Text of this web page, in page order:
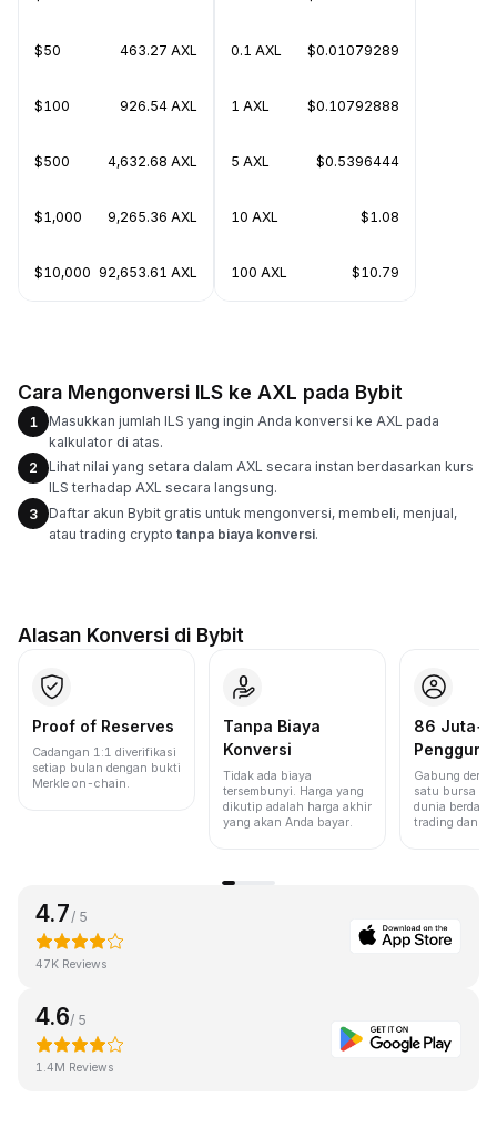
$50 463.27 AXL
$100 926.54 AXL
$500 4,632.68 AXL
$1,000 9,265.36 AXL
$10,000 92,653.61 AXL
0.1 AXL $0.01079289
1 AXL $0.10792888
5 AXL $0.5396444
10 AXL $1.08
100 AXL $10.79
Cara Mengonversi ILS ke AXL pada Bybit
1
Masukkan jumlah ILS yang ingin Anda konversi ke AXL pada
kalkulator di atas.
2
Lihat nilai yang setara dalam AXL secara instan berdasarkan kurs
ILS terhadap AXL secara langsung.
3
Daftar akun Bybit gratis untuk mengonversi, membeli, menjual,
atau trading crypto tanpa biaya konversi.
Alasan Konversi di Bybit
Proof of Reserves
Cadangan 1:1 diverifikasi
setiap bulan dengan bukti
Merkle on-chain.
Tanpa Biaya
Konversi
Tidak ada biaya
tersembunyi. Harga yang
dikutip adalah harga akhir
yang akan Anda bayar.
86 Juta+
Pengguna
Gabung
satu bursa
dunia
trading dan
4.7 / 5
47K Reviews
4.6/ 5
1.4M Reviews